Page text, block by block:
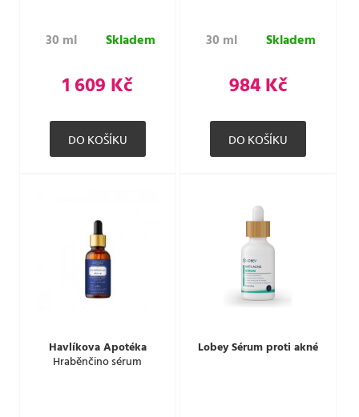
30 ml Skladem
1 609 Kč
30 ml Skladem
984 Kč
Havlíkova Apotéka
Hraběnčino sérum
Lobey Sérum proti akné